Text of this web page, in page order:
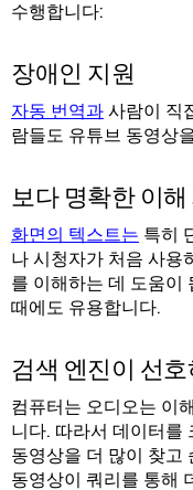
수행합니다:
장애인 지원
자동 번역과 사람이 직
람들도 유튜브 동영상
보다 명확한 이
화면의 텍스트는 특히
나 시청자가 처음 사용
를 이해하는 데 도움이
때에도 유용합니다.
검색 엔진이 선
컴퓨터는 오디오는 이
니다. 따라서 데이터를
동영상을 더 많이 찾고
동영상이 쿼리를 통해